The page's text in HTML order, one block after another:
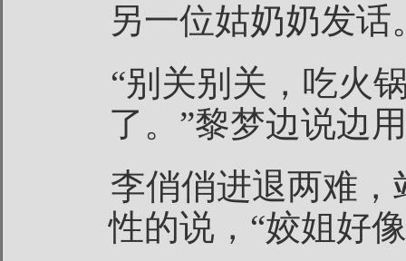
另一位姑奶奶发话
“别关别关，吃火
了。”黎梦边说边
李俏俏进退两难
性的说，“姣姐好